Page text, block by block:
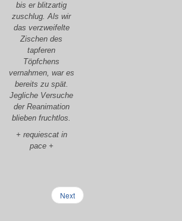
bis er blitzartig
zuschlug. Als wir
das verzweifelte
Zischen des
tapferen
Töpfchens
vernahmen, war es
bereits zu spät.
Jegliche Versuche
der Reanimation
blieben fruchtlos.
+ requiescat in
pace +
Next